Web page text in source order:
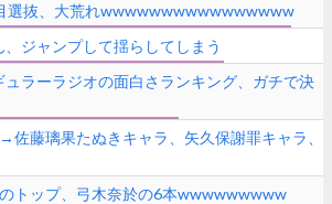
選抜、大荒れwwwwwwwwwwwwwwww
、ジャンプして揺らしてしまう
ュラーラジオの面白さランキング、ガチで決
藤璃果たぬきキャラ、矢久保謝罪キャラ、
トップ、弓木奈於の6本wwwwwwwww